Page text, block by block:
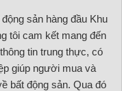
sản hàng đầu Khu
tôi cam kết mang đến
tin trung thực, có
giúp người mua và
bất động sản. Qua đó